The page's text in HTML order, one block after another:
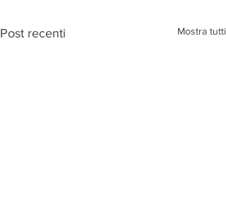
Post recenti Mostra tutti